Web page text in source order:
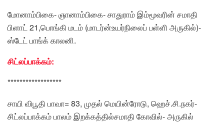
மோனாம்பிகை- ஞானாம்பிகை- சாதுராம் இம்மூவரின் சமாதி
பிளாட் 21,பொங்கி மடம் (மாடர்ன்உயர்நிலைப் பள்ளி அருகில்)-
ஸ்டேட் பாங்க் காலனி.
சிட்லப்பாக்கம்:
******************
சாயி விபூதி பாவா= 83, முதல் மெயின்ரோடு, ஹெச்.சி.நகர்-
சிட்லப்பாக்கம் பாலம் இறக்கத்தில்சமாதி கோவில்- அருகில்